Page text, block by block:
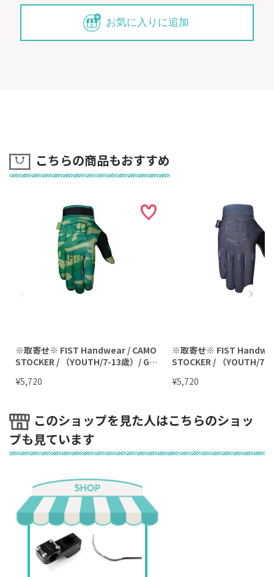
お気に入りに追加
こちらの商品もおすすめ
※取寄せ※ FIST Handwear / CAMO
STOCKER / （YOUTH/7-13歳）/ Glo
¥5,720
※取寄せ※ FIST
STOCKER / （YOUTH/7-
¥5,720
このショップを見た人はこちらのショッ
プも見ています